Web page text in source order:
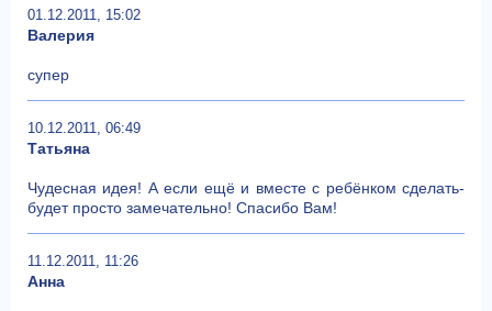
01.12.2011, 15:02
Валерия
супер
10.12.2011, 06:49
Татьяна
Чудесная идея! А если ещё и вместе с ребёнком сделать-
будет просто замечательно! Спасибо Вам!
11.12.2011, 11:26
Анна